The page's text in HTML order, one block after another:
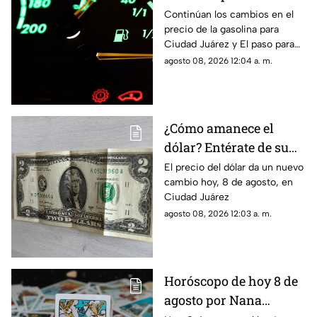
gasolina para Ciudad
Juárez y El Paso
Continúan los cambios en el
precio de la gasolina para
Ciudad Juárez y El paso para
hoy, 8 de agosto
agosto 08, 2026 12:04 a. m.
¿Cómo amanece el
dólar? Entérate de su
precio hoy, 8 de agosto,
en Ciudad Juárez
El precio del dólar da un nuevo
cambio hoy, 8 de agosto, en
Ciudad Juárez
agosto 08, 2026 12:03 a. m.
Horóscopo de hoy 8 de
agosto por Nana